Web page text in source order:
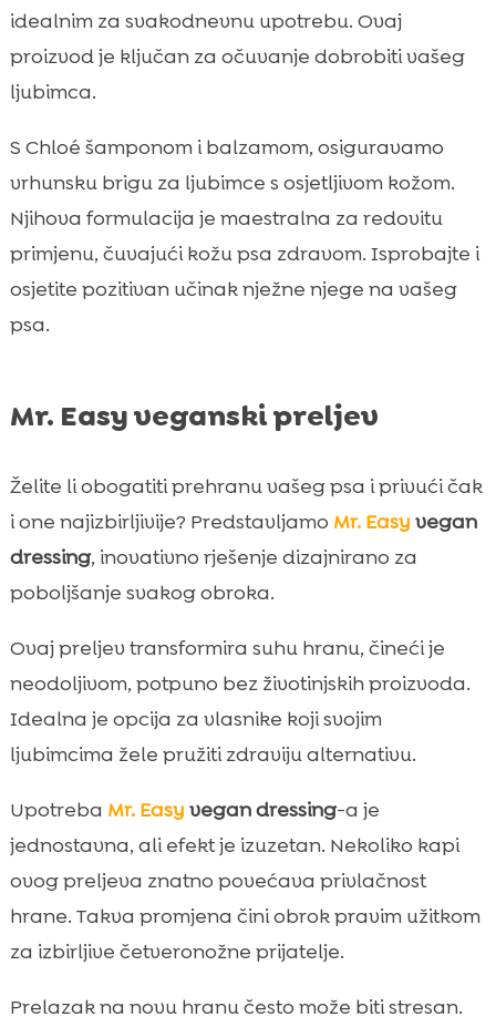
idealnim za svakodnevnu upotrebu. Ovaj
proizvod je ključan za očuvanje dobrobiti vašeg
ljubimca.
S Chloé šamponom i balzamom, osiguravamo
vrhunsku brigu za ljubimce s osjetljivom kožom.
Njihova formulacija je maestralna za redovitu
primjenu, čuvajući kožu psa zdravom. Isprobajte i
osjetite pozitivan učinak nježne njege na vašeg
psa.
Mr. Easy veganski preljev
Želite li obogatiti prehranu vašeg psa i privući čak
i one najizbirljivije? Predstavljamo Mr. Easy vegan
dressing, inovativno rješenje dizajnirano za
poboljšanje svakog obroka.
Ovaj preljev transformira suhu hranu, čineći je
neodoljivom, potpuno bez životinjskih proizvoda.
Idealna je opcija za vlasnike koji svojim
ljubimcima žele pružiti zdraviju alternativu.
Upotreba Mr. Easy vegan dressing-a je
jednostavna, ali efekt je izuzetan. Nekoliko kapi
ovog preljeva znatno povećava privlačnost
hrane. Takva promjena čini obrok pravim užitkom
za izbirljive četveronožne prijatelje.
Prelazak na novu hranu često može biti stresan.